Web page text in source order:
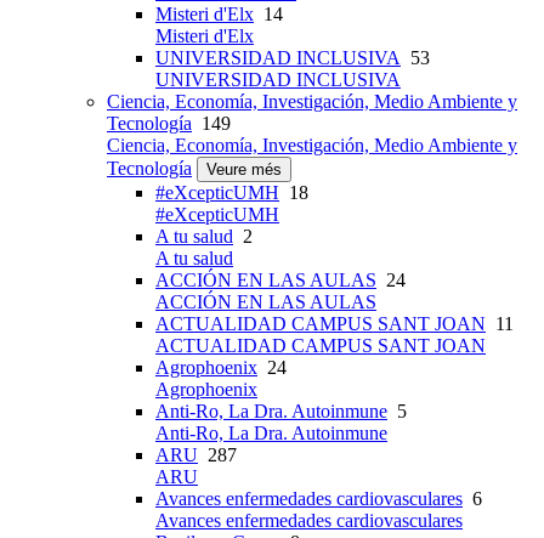
Misteri d'Elx 14
Misteri d'Elx
UNIVERSIDAD INCLUSIVA
53
UNIVERSIDAD INCLUSIVA
Ciencia, Economía, Investigación, Medio Ambiente y
Tecnología 149
Ciencia, Economía, Investigación, Medio Ambiente y
Tecnología
Veure més
#eXcepticUMH 18
#eXcepticUMH
A tu salud 2
A tu salud
ACCIÓN EN LAS AULAS 24
ACCIÓN EN LAS AULAS
ACTUALIDAD CAMPUS SANT JOAN 11
ACTUALIDAD CAMPUS SANT JOAN
Agrophoenix 24
Agrophoenix
Anti-Ro, La Dra. Autoinmune 5
Anti-Ro, La Dra. Autoinmune
ARU 287
ARU
Avances enfermedades cardiovasculares 6
Avances enfermedades cardiovasculares